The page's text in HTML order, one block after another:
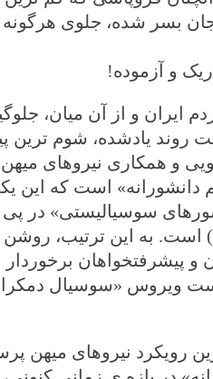
بسر شده، جلوی
و آزموده!
ایران و از آن میان،
یادشده، شوم ترین
و همکاری نیروهای
است که این
سوسیالیستی» در پی
به این ترتیب، روشن
و پیشرفتخواهان
ویروس «سوسیال
رویکرد نیروهای میهن